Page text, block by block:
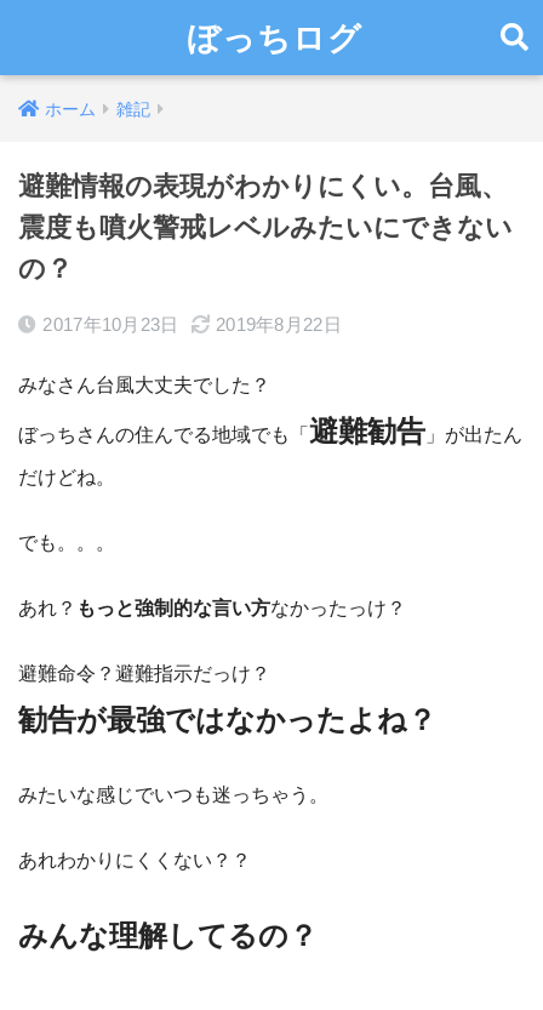
ぼっちログ
ホーム 雑記
避難情報の表現がわかりにくい。台風、
震度も噴火警戒レベルみたいにできない
の？
2017年10月23日 2019年8月22日
みなさん台風大丈夫でした？
ぼっちさんの住んでる地域でも「 避難勧告 」が出たん
だけどね。
でも。。。
あれ？ もっと強制的な言い方なかったっけ？
避難命令？避難指示だっけ？
勧告が最強ではなかったよね？
みたいな感じでいつも迷っちゃう。
あれわかりにくくない？？
みんな理解してるの？